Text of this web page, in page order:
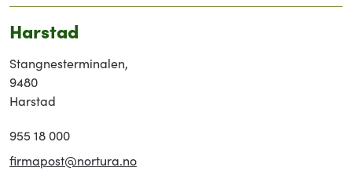
Harstad
Stangnesterminalen,
9480
Harstad
955 18 000
firmapost@nortura.no